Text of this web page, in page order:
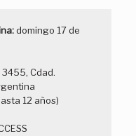
domingo 17 de
3455, Cdad.
12 años)